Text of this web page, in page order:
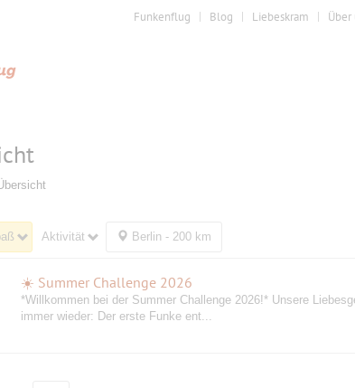
Funkenflug Blog Liebeskram Über
Aktivität Berlin - 200 km
☀️ Summer Challenge 2026
️*Willkommen bei der Summer Challenge 2026!* Unsere
immer wieder: Der erste Funke ent...